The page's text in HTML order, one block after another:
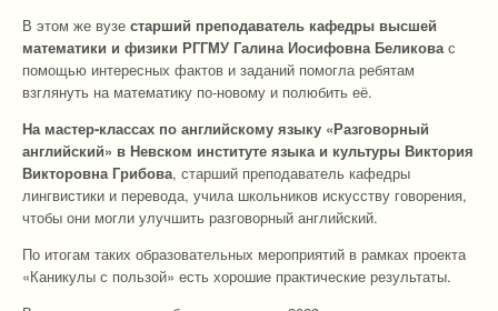
В этом же вузе старший преподаватель кафедры высшей
математики и физики РГГМУ Галина Иосифовна Беликова с
помощью интересных фактов и заданий помогла ребятам
взглянуть на математику по-новому и полюбить её.
На мастер-классах по английскому языку «Разговорный
английский» в Невском институте языка и культуры Виктория
Викторовна Грибова, старший преподаватель кафедры
лингвистики и перевода, учила школьников искусству говорения,
чтобы они могли улучшить разговорный английский.
По итогам таких образовательных мероприятий в рамках проекта
«Каникулы с пользой» есть хорошие практические результаты.